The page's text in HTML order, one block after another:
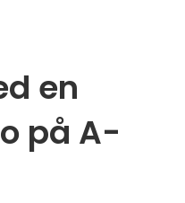
en
på A-